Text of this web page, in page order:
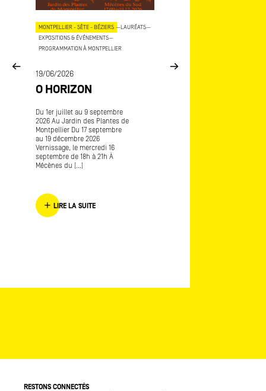
MONTPELLIER - SÈTE - BÉZIERS —LAURÉATS—
EXPOSITIONS & ÉVÉNEMENTS—
PROGRAMMATION À MONTPELLIER
19/06/2026
O HORIZON
Du 1er juillet au 9 septembre
2026 Au Jardin des Plantes de
Montpellier Du 17 septembre
au 19 décembre 2026
Vernissage, le mercredi 16
septembre de 18h à 21h À
Mécènes du [...]
LIRE LA SUITE
RESTONS CONNECTÉS